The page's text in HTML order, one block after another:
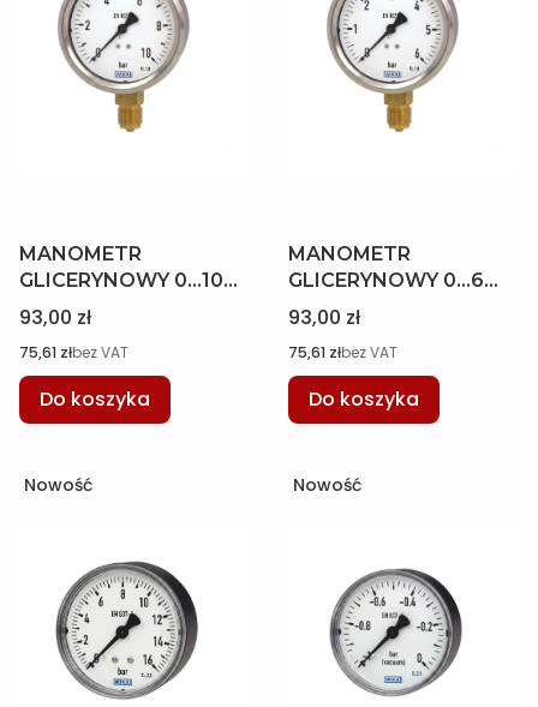
MANOMETR
GLICERYNOWY 0...10
bar 63MM WYJŚCIE
DOLNE G 1/4 B WIKA
7526508
Cena
93,00 zł
Cena
75,61 złbez VAT
Do koszyka
MANOMETR
GLICERYNOWY 0...6
bar 63MM WYJŚCIE
DOLNE G 1/4 B WIKA
7526494
Cena
93,00 zł
Cena
75,61 złbez VAT
Do koszyka
Nowość Nowość